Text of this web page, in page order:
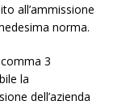
all’ammissione
norma.
3
la
dell’azienda